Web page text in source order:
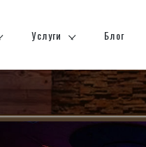
Услуги Блог